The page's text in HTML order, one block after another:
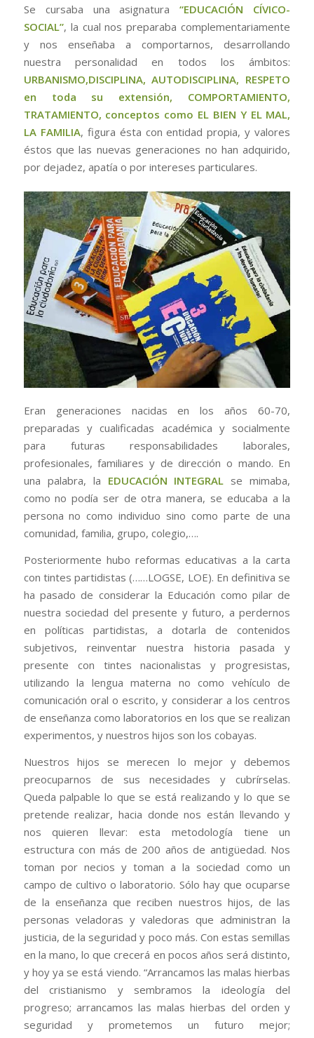
Se cursaba una asignatura“EDUCACIÓN CÍVICO-
SOCIAL”, la cual nos preparaba complementariamente
y nos enseñaba a comportarnos, desarrollando
nuestra personalidad en todos los ámbitos:
URBANISMO,DISCIPLINA, AUTODISCIPLINA, RESPETO
en toda su extensión, COMPORTAMIENTO,
TRATAMIENTO, conceptos como EL BIEN Y EL MAL,
LA FAMILIA, figura ésta con entidad propia, y valores
éstos que las nuevas generaciones no han adquirido,
por dejadez, apatía o por intereses particulares.
Eran generaciones nacidas en los años 60-70,
preparadas y cualificadas académica y socialmente
para futuras responsabilidades laborales,
profesionales, familiares y de dirección o mando. En
una palabra, la EDUCACIÓN INTEGRAL se mimaba,
como no podía ser de otra manera, se educaba a la
persona no como individuo sino como parte de una
comunidad, familia, grupo, colegio,….
Posteriormente hubo reformas educativas a la carta
con tintes partidistas (……LOGSE, LOE). En definitiva se
ha pasado de considerar la Educación como pilar de
nuestra sociedad del presente y futuro, a perdernos
en políticas partidistas, a dotarla de contenidos
subjetivos, reinventar nuestra historia pasada y
presente con tintes nacionalistas y progresistas,
utilizando la lengua materna no como vehículo de
comunicación oral o escrito, y considerar a los centros
de enseñanza como laboratorios en los que se realizan
experimentos, y nuestros hijos son los cobayas.
Nuestros hijos se merecen lo mejor y debemos
preocuparnos de sus necesidades y cubrírselas.
Queda palpable lo que se está realizando y lo que se
pretende realizar, hacia donde nos están llevando y
nos quieren llevar: esta metodología tiene un
estructura con más de 200 años de antigüedad. Nos
toman por necios y toman a la sociedad como un
campo de cultivo o laboratorio. Sólo hay que ocuparse
de la enseñanza que reciben nuestros hijos, de las
personas veladoras y valedoras que administran la
justicia, de la seguridad y poco más. Con estas semillas
en la mano, lo que crecerá en pocos años será distinto,
y hoy ya se está viendo. “Arrancamos las malas hierbas
del cristianismo y sembramos la ideología del
progreso; arrancamos las malas hierbas del orden y
seguridad y prometemos un futuro mejor;